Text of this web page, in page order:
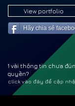
View portfolio
Hãy chia sẻ
1 vài thông tin chưa
quyền?
click vào đây để cập